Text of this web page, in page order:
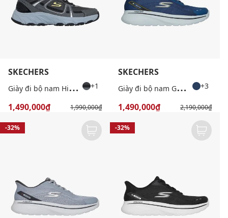
SKECHERS
G
iày đi bộ nam Hillcrest 2.0 +1
1,490,000₫ 1,990,000₫
SKECHERS
G
iày đi bộ nam GoWalk +3
1,490,000₫ 2,190,000₫
-32% -32%